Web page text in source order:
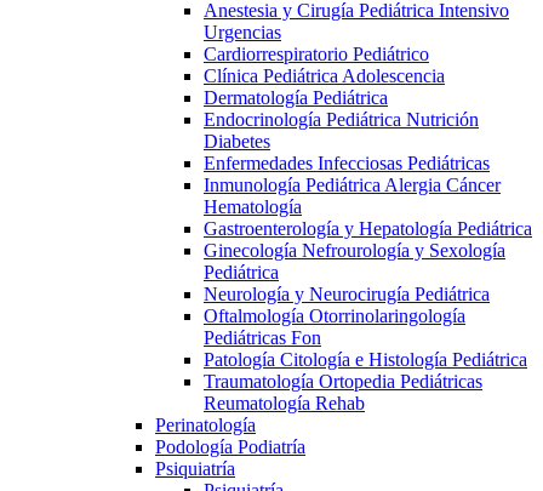
Anestesia y Cirugía Pediátrica Intensivo
Urgencias
Cardiorrespiratorio Pediátrico
Clínica Pediátrica Adolescencia
Dermatología Pediátrica
Endocrinología Pediátrica Nutrición
Diabetes
Enfermedades Infecciosas Pediátricas
Inmunología Pediátrica Alergia Cáncer
Hematología
Gastroenterología y Hepatología Pediátrica
Ginecología Nefrourología y Sexología
Pediátrica
Neurología y Neurocirugía Pediátrica
Oftalmología Otorrinolaringología
Pediátricas Fon
Patología Citología e Histología Pediátrica
Traumatología Ortopedia Pediátricas
Reumatología Rehab
Perinatología
Podología Podiatría
Psiquiatría